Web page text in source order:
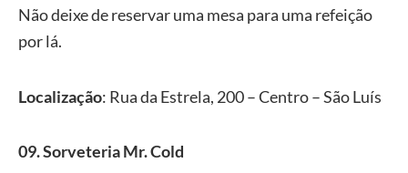
Não deixe de reservar uma mesa para uma refeição
por lá.
Localização: Rua da Estrela, 200 – Centro – São Luís
09. Sorveteria Mr. Cold